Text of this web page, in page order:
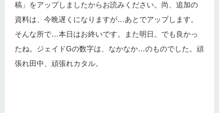
稿」をアップしましたからお読みください。尚、追加の
資料は、今晩遅くになりますが…あとでアップします。
そんな所で…本日はお終いです。また明日。でも良かっ
たね。ジェイドGの数字は、なかなか…のものでした。頑
張れ田中、頑張れカタル。